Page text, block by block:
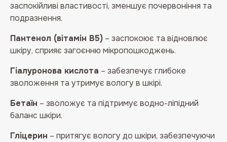
заспокійливі властивості, зменшує почервоніння та
подразнення.
Пантенол (вітамін B5) – заспокоює та відновлює
шкіру, сприяє загоєнню мікропошкоджень.
Гіалуронова кислота – забезпечує глибоке
зволоження та утримує вологу в шкірі.
Бетаїн – зволожує та підтримує водно-ліпідний
баланс шкіри.
Гліцерин – притягує вологу до шкіри, забезпечуючи